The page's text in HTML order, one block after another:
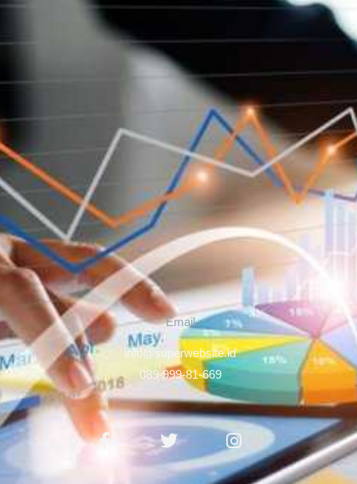
Email
info@superwebsite.id
089-999-81-669
Facebook-
f
Twitter Instagram